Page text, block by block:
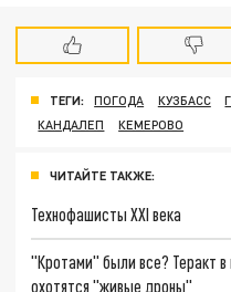
ТЕГИ: ПОГОДА КУЗБАСС
КАНДАЛЕП
КЕМЕРОВО
ЧИТАЙТЕ ТАКЖЕ:
Технофашисты XXI века
"Кротами" были все? Теракт
охотятся "живые дроны"